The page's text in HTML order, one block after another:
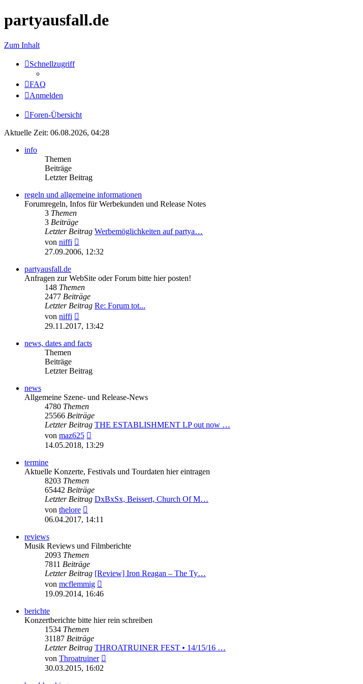
partyausfall.de
Zum Inhalt
Schnellzugriff
FAQ
Anmelden
Foren-Übersicht
Aktuelle Zeit: 06.08.2026, 04:28
info
Themen
Beiträge
Letzter Beitrag
regeln und allgemeine informationen
Forumregeln, Infos für Werbekunden und Release Notes
3 Themen
3 Beiträge
Letzter Beitrag Werbemöglichkeiten auf partya…
von niffi
Beitrag
27.09.2006, 12:32
partyausfall.de
Anfragen zur WebSite oder Forum bitte hier posten!
148 Themen
2477 Beiträge
Letzter Beitrag Re: Forum tot...
von niffi
Beitrag
29.11.2017, 13:42
news, dates and facts
Themen
Beiträge
Letzter Beitrag
news
Allgemeine Szene- und Release-News
4780 Themen
25566 Beiträge
Letzter Beitrag THE ESTABLISHMENT LP out now …
von maz625
Beitrag
14.05.2018, 13:29
termine
Aktuelle Konzerte, Festivals und Tourdaten hier eintragen
8203 Themen
65442 Beiträge
Letzter Beitrag DxBxSx, Beissert, Church Of M…
von thelore
Beitrag
06.04.2017, 14:11
reviews
Musik Reviews und Filmberichte
2093 Themen
7811 Beiträge
Letzter Beitrag [Review] Iron Reagan – The Ty…
von mcflemmig
Beitrag
19.09.2014, 16:46
berichte
Konzertberichte bitte hier rein schreiben
1534 Themen
31187 Beiträge
Letzter Beitrag THROATRUINER FEST • 14/15/16 …
von Throatruiner
30.03.2015, 16:02